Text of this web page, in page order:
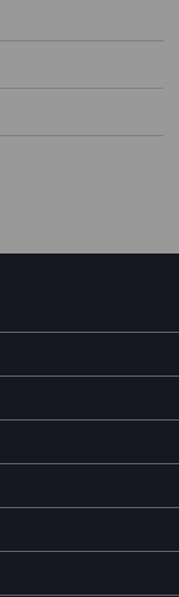
ル2023｜ダブルス戦
｜ダブルス戦｜東日